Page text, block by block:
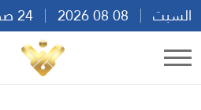
السبت
11:19